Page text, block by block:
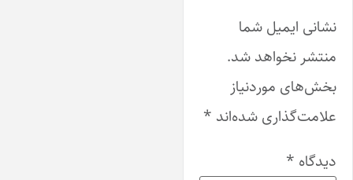
ایمیل شما
نخواهد شد.
موردنیاز
شده‌اند*
*